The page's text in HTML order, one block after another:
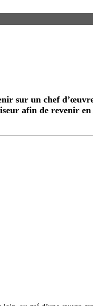
sur un chef
afin de revenir